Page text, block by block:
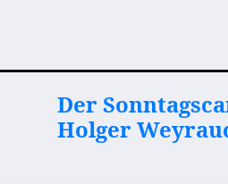
Der
Holger